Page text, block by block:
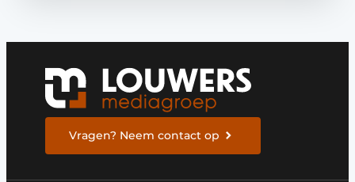
Vragen? Neem contact op